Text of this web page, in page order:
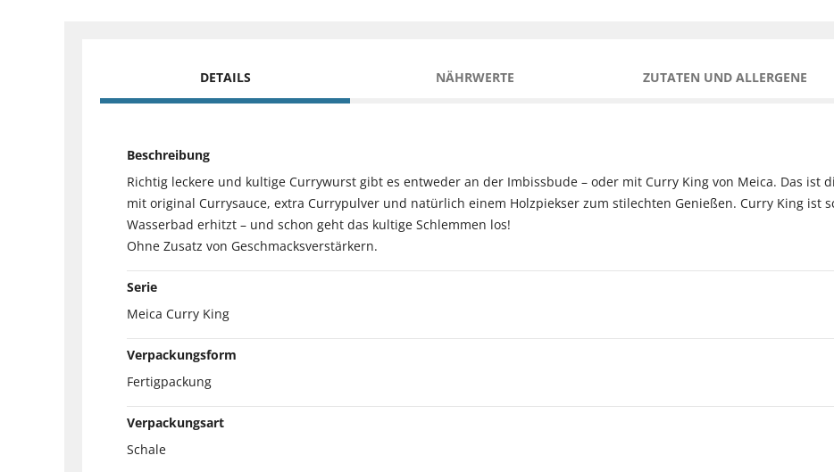
DETAILS NÄHRWERTE ZUTATEN UND ALLERGENE
Beschreibung
Richtig leckere und kultige Currywurst gibt es entweder an der Imbissbude – oder mit Curry King von Meica. Das ist
mit original Currysauce, extra Currypulver und natürlich einem Holzpiekser zum stilechten Genießen. Curry King ist
Wasserbad erhitzt – und schon geht das kultige Schlemmen los!
Ohne Zusatz von Geschmacksverstärkern.
Serie
Meica Curry King
Verpackungsform
Fertigpackung
Verpackungsart
Schale